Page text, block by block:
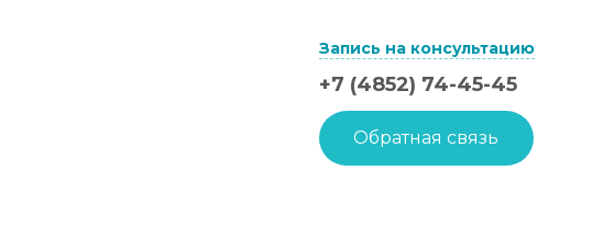
Запись на консультацию
+7 (4852) 74-45-45
Обратная связь